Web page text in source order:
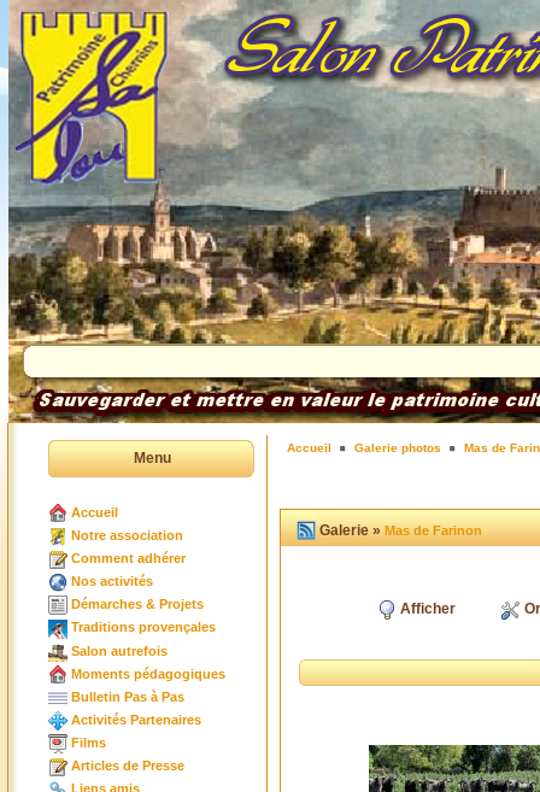
Menu
Accueil
Notre association
Comment adhérer
Nos activités
Démarches & Projets
Traditions provençales
Salon autrefois
Moments pédagogiques
Bulletin Pas à Pas
Activités Partenaires
Films
Articles de Presse
Liens amis
Accueil Galerie photos Mas de
Galerie »Mas de Farinon
Afficher